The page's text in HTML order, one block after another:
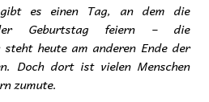
es einen Tag, an dem die
Geburtstag feiern – die
heute am anderen Ende der
Doch dort ist vielen Menschen
zumute.